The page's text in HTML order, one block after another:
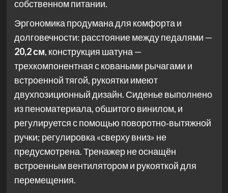
собственном питании.
Эргономика продумана для комфорта и
долговечности: расстояние между педалями —
20,2 см, конструкция шатуна —
трехкомпонентная с коваными рычагами и
встроенной тягой, рукоятки имеют
двухпозиционный дизайн. Сиденье выполнено
из пеноматериала, обшитого винилом, и
регулируется с помощью поворотно‑вытяжной
ручки; регулировка «сверху вниз» не
предусмотрена. Тренажер не оснащён
встроенным вентилятором и рукояткой для
перемещения.